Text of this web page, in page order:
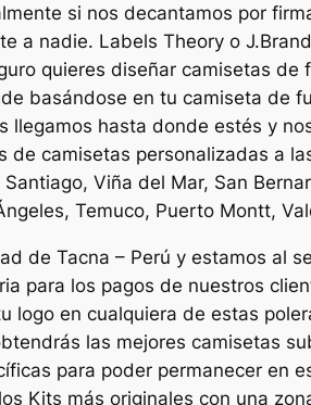
si nos decantamos por
a nadie. Labels Theory o
quieres diseñar camisetas
basándose en tu camiseta de
hasta donde estés y
camisetas personalizadas a
Viña del Mar, San
Temuco, Puerto Montt,
de Tacna – Perú y estamos al
para los pagos de nuestros
logo en cualquiera de estas
las mejores camisetas
para poder permanecer en
Kits más originales con una